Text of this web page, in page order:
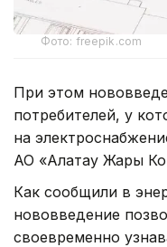
Фото: freepik.com
При этом
потребителей, у
на
АО «Алатау Жарық
Как сообщили в
нововведение
своевременно